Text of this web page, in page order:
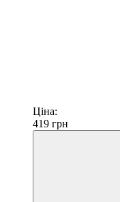
Ціна:
419 грн